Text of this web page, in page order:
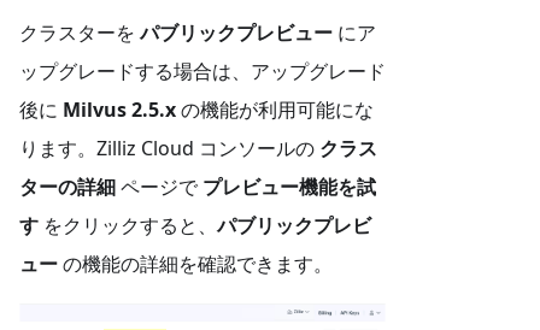
クラスターをパブリックプレビュー にア
ップグレードする場合は、アップグレード
後に Milvus 2.5.xの機能が利用可能にな
ります。Zilliz Cloud コンソールの クラス
ターの詳細ページでプレビュー機能を試
す をクリックすると、パブリックプレビ
ューの機能の詳細を確認できます。